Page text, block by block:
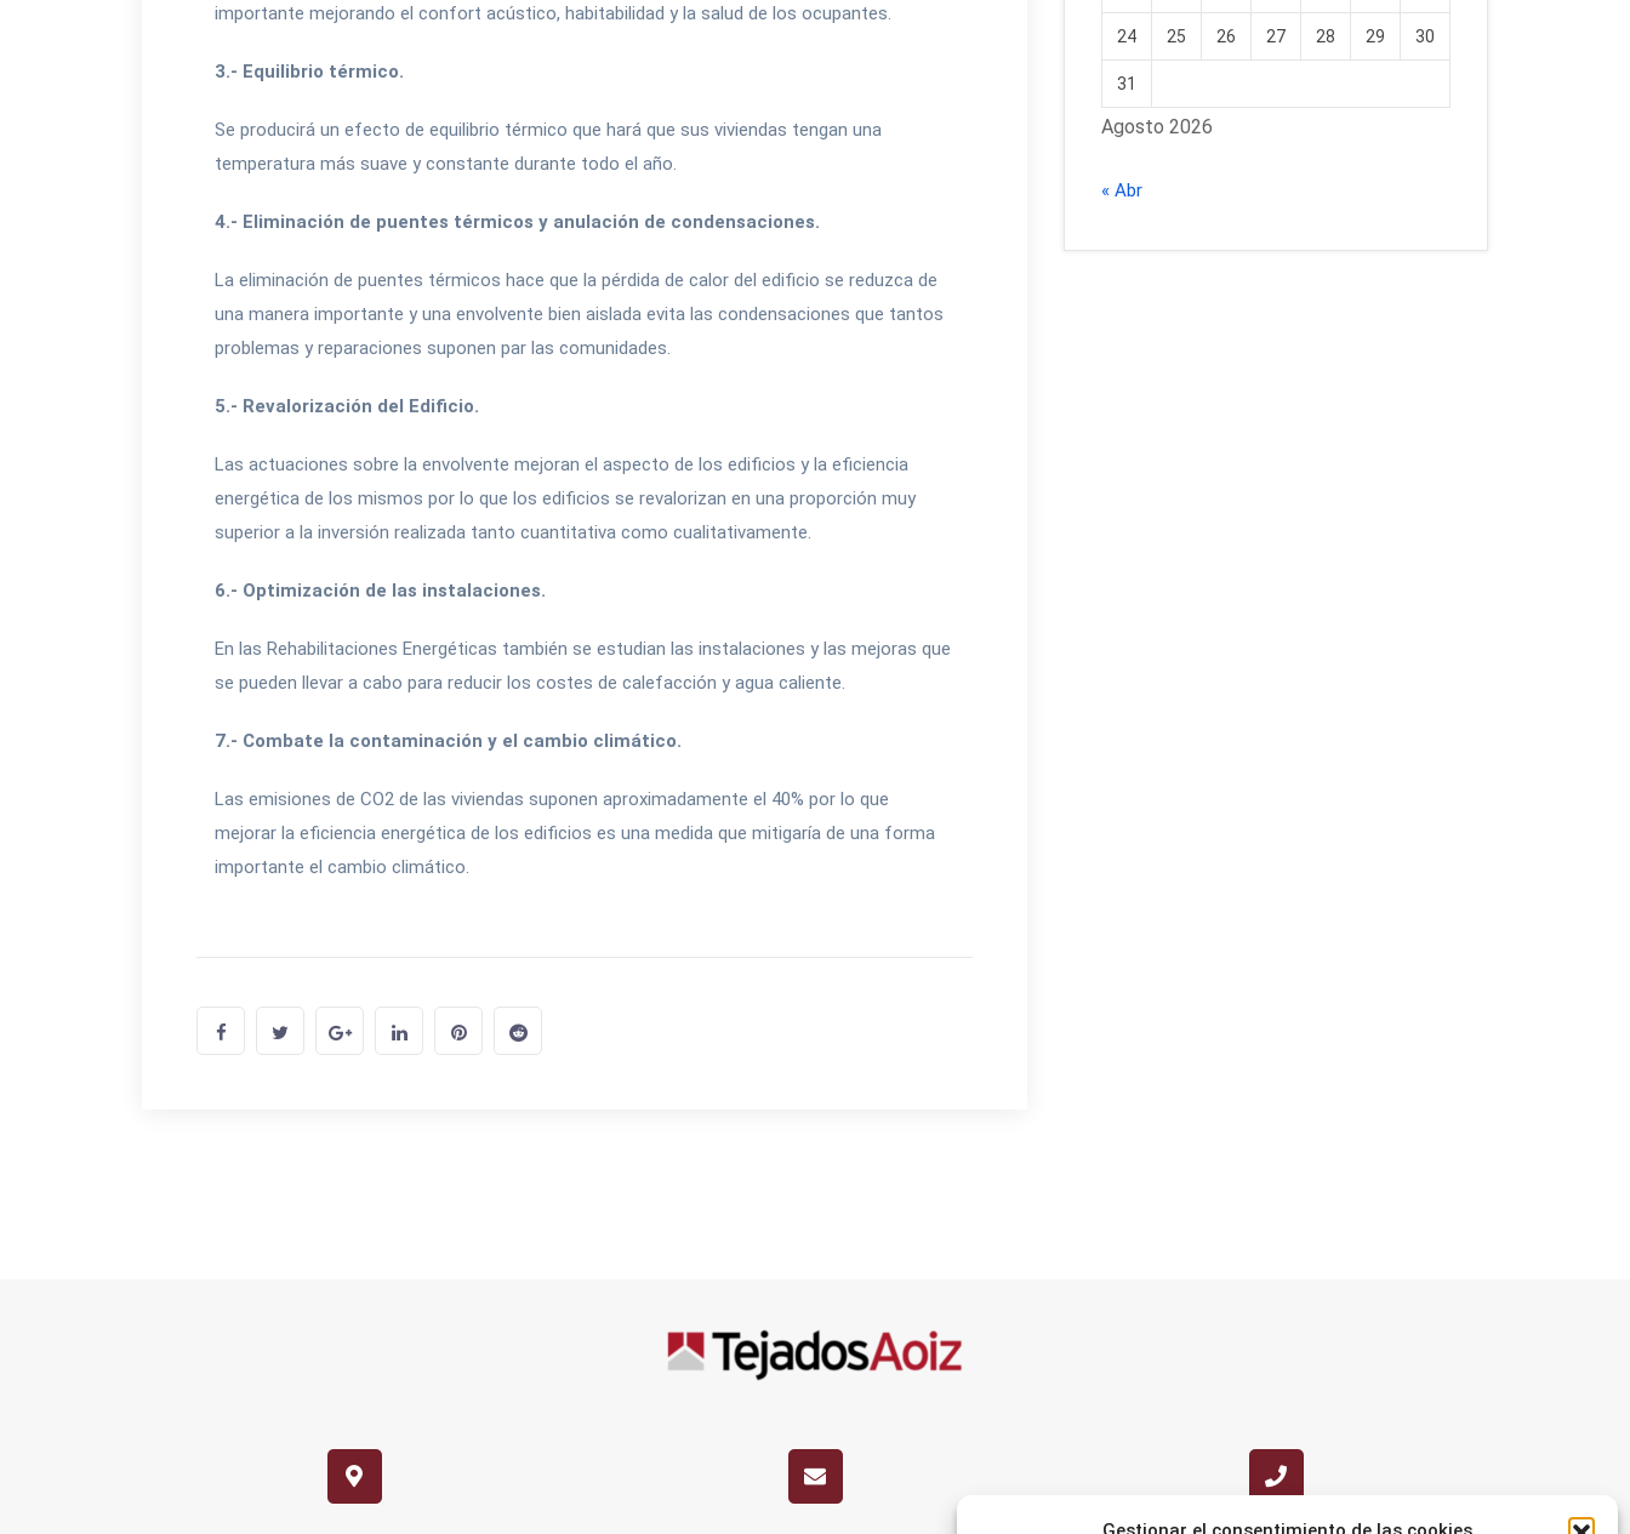
importante mejorando el confort acústico, habitabilidad y la salud de los ocupantes.
3.- Equilibrio térmico.
Se producirá un efecto de equilibrio térmico que hará que sus viviendas tengan una
temperatura más suave y constante durante todo el año.
4.- Eliminación de puentes térmicos y anulación de condensaciones.
La eliminación de puentes térmicos hace que la pérdida de calor del edificio se reduzca de
una manera importante y una envolvente bien aislada evita las condensaciones que tantos
problemas y reparaciones suponen par las comunidades.
5.- Revalorización del Edificio.
Las actuaciones sobre la envolvente mejoran el aspecto de los edificios y la eficiencia
energética de los mismos por lo que los edificios se revalorizan en una proporción muy
superior a la inversión realizada tanto cuantitativa como cualitativamente.
6.- Optimización de las instalaciones.
En las Rehabilitaciones Energéticas también se estudian las instalaciones y las mejoras que
se pueden llevar a cabo para reducir los costes de calefacción y agua caliente.
7.- Combate la contaminación y el cambio climático.
Las emisiones de CO2 de las viviendas suponen aproximadamente el 40% por lo que
mejorar la eficiencia energética de los edificios es una medida que mitigaría de una forma
importante el cambio climático.
Agosto 2026
24 25 26 27 28 29 30
31
« Abr